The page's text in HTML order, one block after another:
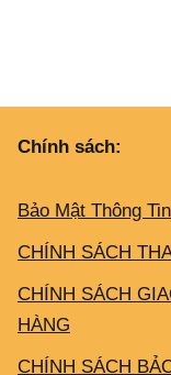
Chính sách:
Bảo Mật Thông Tin
CHÍNH SÁCH
CHÍNH SÁCH
HÀNG
CHÍNH SÁCH